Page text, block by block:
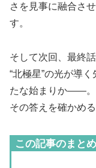
さを見事に融合さ
す。
そして次回、最終話
“北極星”の光が導
たな始まりか――。
その答えを確かめ
この記事のまとめ